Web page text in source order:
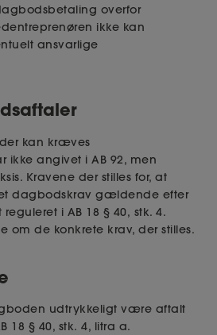
overfor
ikke kan
ansvarlige
kan kræves
ikke angivet i AB 92, men
Kravene der stilles for, at
dagbodskrav gældende efter
i AB 18 § 40, stk. 4.
om de konkrete krav, der stilles.
udtrykkeligt være aftalt
18 § 40, stk. 4, litra a.